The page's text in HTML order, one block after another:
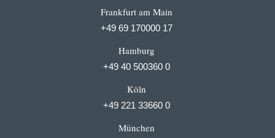
Frankfurt am Main
+49 69 170000 17
Hamburg
+49 40 500360 0
Köln
+49 221 33660 0
München